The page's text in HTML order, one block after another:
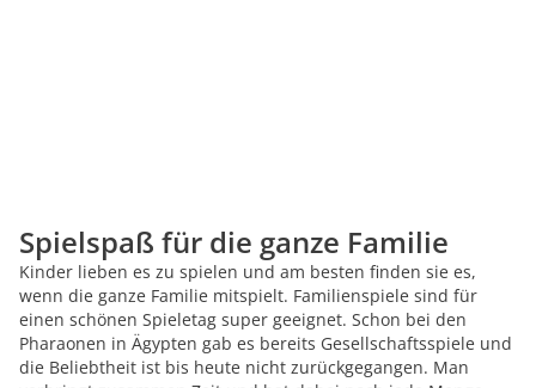
Spielspaß für die ganze Familie
Kinder lieben es zu spielen und am besten finden sie es,
wenn die ganze Familie mitspielt. Familienspiele sind für
einen schönen Spieletag super geeignet. Schon bei den
Pharaonen in Ägypten gab es bereits Gesellschaftsspiele und
die Beliebtheit ist bis heute nicht zurückgegangen. Man